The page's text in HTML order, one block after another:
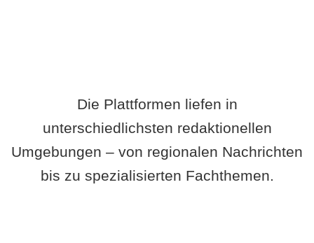
Die Plattformen liefen in
unterschiedlichsten redaktionellen
Umgebungen – von regionalen Nachrichten
bis zu spezialisierten Fachthemen.